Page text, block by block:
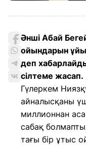
Әнші Абай
ойындарын
деп
сілтеме жасап.
Гүлеркем
айналысқаны
миллионнан
сабақ
тағы бір ұтыс